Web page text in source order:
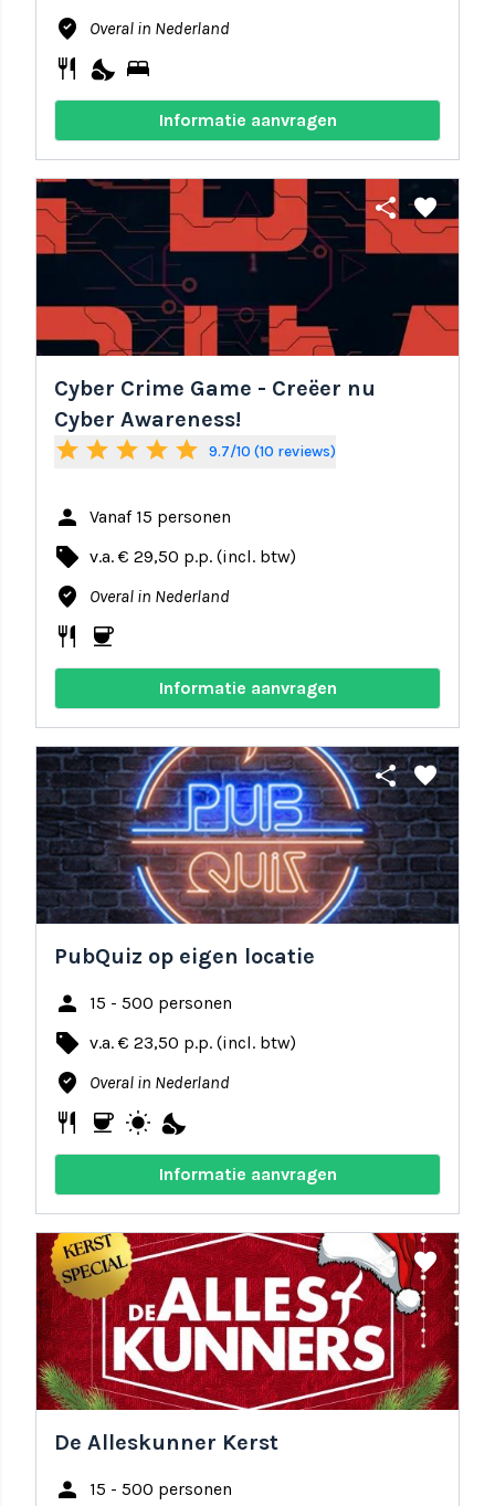
where_to_vote
Overal in Nederland
restaurant nights_stay bed
Informatie aanvragen
share favorite
Cyber Crime Game - Creëer nu
Cyber Awareness!
star star star star star 9.7/10 (10 reviews)
person Vanaf 15 personen
local_offer v.a. € 29,50 p.p. (incl. btw)
where_to_vote Overal in Nederland
restaurant coffee
Informatie aanvragen
share favorite
PubQuiz op eigen locatie
person 15 - 500 personen
local_offer v.a. € 23,50 p.p. (incl. btw)
where_to_vote Overal in Nederland
restaurant coffee wb_sunny nights_stay
Informatie aanvragen
share favorite
De Alleskunner Kerst
person 15 - 500 personen